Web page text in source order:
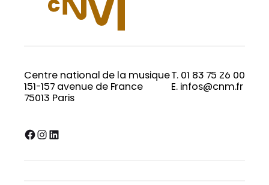
Centre national de la musique
151-157 avenue de France
75013 Paris
T. 01 83 75 26 00
E. infos@cnm.fr
Facebook InstagramLinkedIn